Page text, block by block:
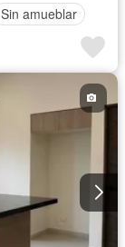
Sin amueblar